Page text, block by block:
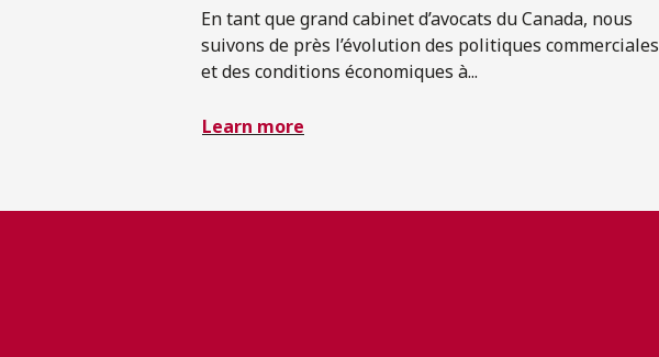
En tant que grand cabinet d’avocats du Canada, nous
suivons de près l’évolution des politiques commerciales
et des conditions économiques à...
Learn more